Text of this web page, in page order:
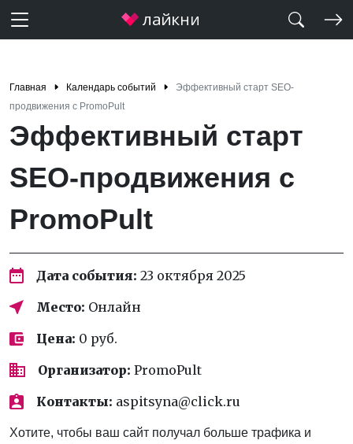
Главная Календарь событий
Эффективный старт SEO-
продвижения с PromoPult
Эффективный старт
SEO-продвижения с
PromoPult
Дата события: 23 октября 2025
Место: Онлайн
Цена: 0 руб.
Организатор: PromoPult
Контакты: aspitsyna@click.ru
Хотите, чтобы ваш сайт получал больше трафика и